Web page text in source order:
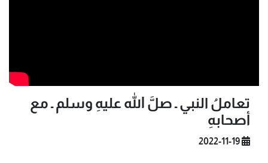
تعاملُ النبي ـ صلَّ الله عليهِ وسلم ـ مع
أصحابهِ
2022-11-19